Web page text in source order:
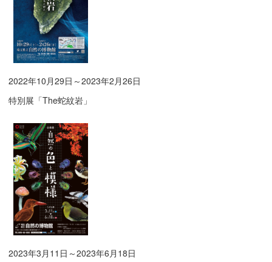
2022年10月29日～2023年2月26日
特別展「The蛇紋岩」
2023年3月11日～2023年6月18日